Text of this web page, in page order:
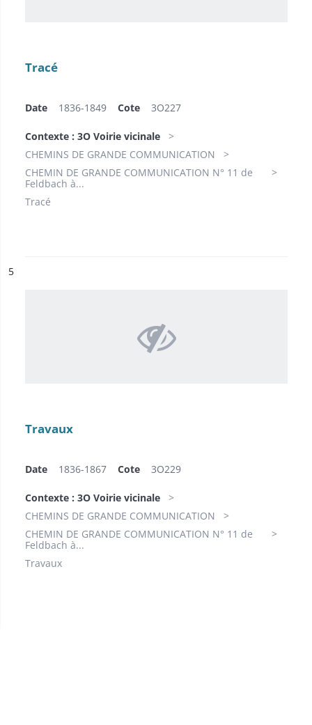
Tracé
Date 1836-1849 Cote 3O227
Contexte : 3O Voirie vicinale
CHEMINS DE GRANDE COMMUNICATION
CHEMIN DE GRANDE COMMUNICATION N° 11 de
Feldbach à...
Tracé
n°
5
Travaux
Date 1836-1867 Cote 3O229
Contexte : 3O Voirie vicinale
CHEMINS DE GRANDE COMMUNICATION
CHEMIN DE GRANDE COMMUNICATION N° 11 de
Feldbach à...
Travaux